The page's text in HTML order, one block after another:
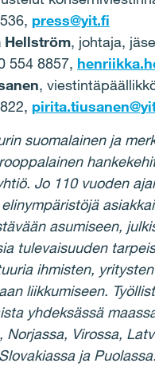
press@yit.fi
Hellström, johtaja,
554 8857,
,
suomalainen ja
Jo 110 vuoden
asumiseen,
tulevaisuuden
ihmisten,
liikkumiseen.
yhdeksässä
Norjassa, Virossa,
ja